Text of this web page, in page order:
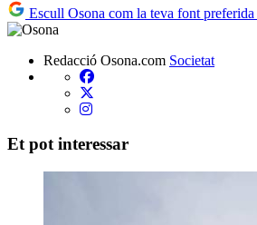
Escull Osona com la teva font
Redacció Osona.com Societat
Et pot interessar